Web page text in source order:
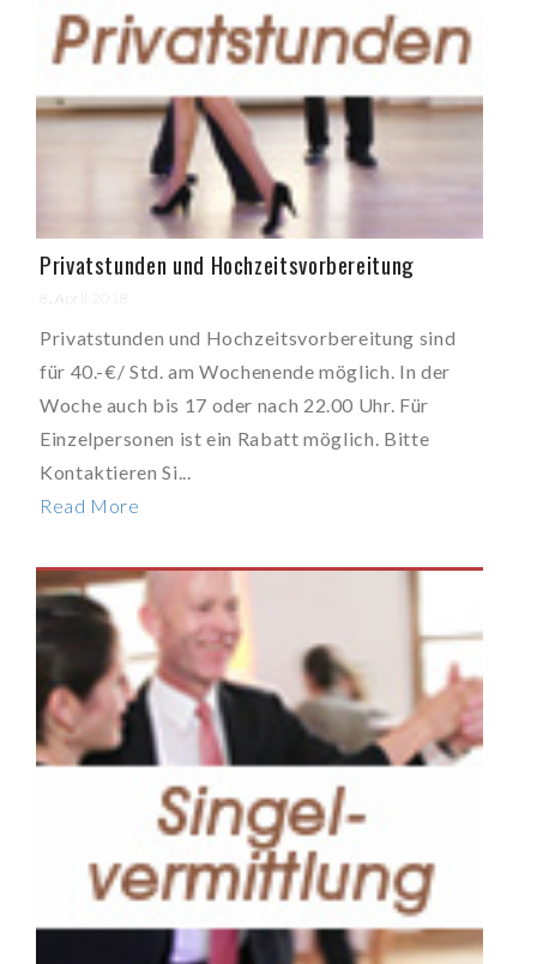
Privatstunden und Hochzeitsvorbereitung
8. April 2018
Privatstunden und Hochzeitsvorbereitung sind
für 40.-€/ Std. am Wochenende möglich. In der
Woche auch bis 17 oder nach 22.00 Uhr. Für
Einzelpersonen ist ein Rabatt möglich. Bitte
Kontaktieren Si...
Read More